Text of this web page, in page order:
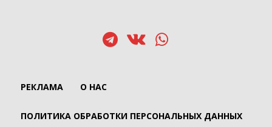
РЕКЛАМА О НАС
ПОЛИТИКА ОБРАБОТКИ ПЕРСОНАЛЬНЫХ ДАННЫХ